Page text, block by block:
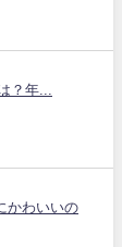
？年...
かわいいの